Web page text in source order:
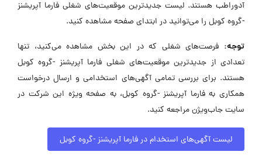
آدوراطب هستند. لیست جدیدترین موقعیت‌های شغلی فارما آپریشنز
-گروه کوبل را می‌توانید در ابتدای صفحه مشاهده کنید.
توجه: فرصت‌های شغلی که در این بخش مشاهده می‌کنید، تنها
تعدادی از جدیدترین موقعیت‌های شغلی فارما آپریشنز -گروه کوبل
هستند. برای بررسی تمامی آگهی‌های استخدامی و ارسال درخواست
همکاری به فارما آپریشنز -گروه کوبل، به صفحه ویژه این شرکت در
سایت جاب‌ویژن مراجعه کنید.
لیست آگهی‌های استخدام در فارما آپریشنز -گروه کوبل